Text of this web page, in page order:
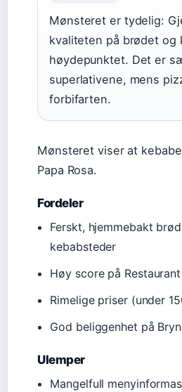
Mønsteret er tydelig:
kvaliteten på brødet
høydepunktet. Det er
superlativene, mens
forbifarten.
Mønsteret viser at
Papa Rosa.
Fordeler
Ferskt, hjemmebakt
kebabsteder
Høy score på
Rimelige priser (under
God beliggenhet på
Ulemper
Mangelfull